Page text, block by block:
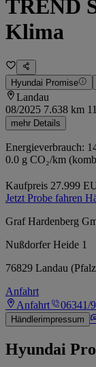
TREND
Klima
Hyundai Promise
Landau
08/2025 7.638 km
mehr Details
Energieverbrauch:
0.0 g CO₂/km
Kaufpreis 27.999
Jetzt Probe fahren
Graf Hardenberg
Nußdorfer Heide 1
76829 Landau
Anfahrt
Anfahrt
06341/
Händlerimpressum
Hyundai